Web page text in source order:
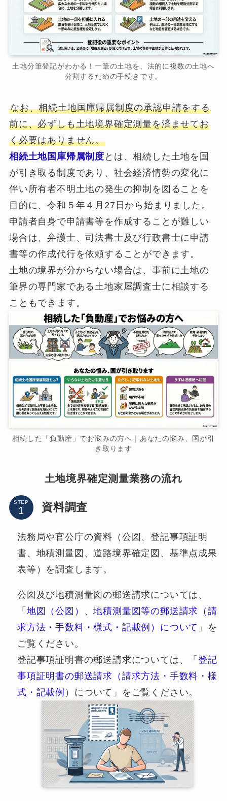
土地分筆登記がわかる！一筆の土地を、法的に複数の土地へ
分割するための手続きです。
なお、相続土地国庫帰属制度の承認申請をする
前に、必ずしも土地境界確定測量を済ませてお
く必要はありません。
相続土地国庫帰属制度 とは、相続した土地を国
が引き取る制度であり、社会経済情勢の変化に
伴い所有者不明土地の発生の抑制を図ることを
目的に、令和５年４月27日から始まりました。
申請者自身で申請書等を作成することが難しい
場合は、弁護士、司法書士及び行政書士に申請
書等の作成代行を依頼することができます。
土地の境界が分からない場合は、事前に土地の
筆界の専門家である土地家屋調査士に相談する
こともできます。
相続した「負動産」でお悩みの方へ｜あなたの悩み、国が引
き取ります
土地境界確定測量業務の流れ
STEP 資料調査
法務局や官公庁の資料（公図、登記事項証明
書、地積測量図、道路境界確定図、基準点成果
表等）を調査します。
公図及び地積測量図の郵送請求については、
「 地図（公図）、地積測量図等の郵送請求（請
求方法・手数料・様式・記載例）について 」を
ご覧ください。
登記事項証明書の郵送請求については、「登記
事項証明書の郵送請求（請求方法・手数料・様
式・記載例 ）について」をご覧ください。